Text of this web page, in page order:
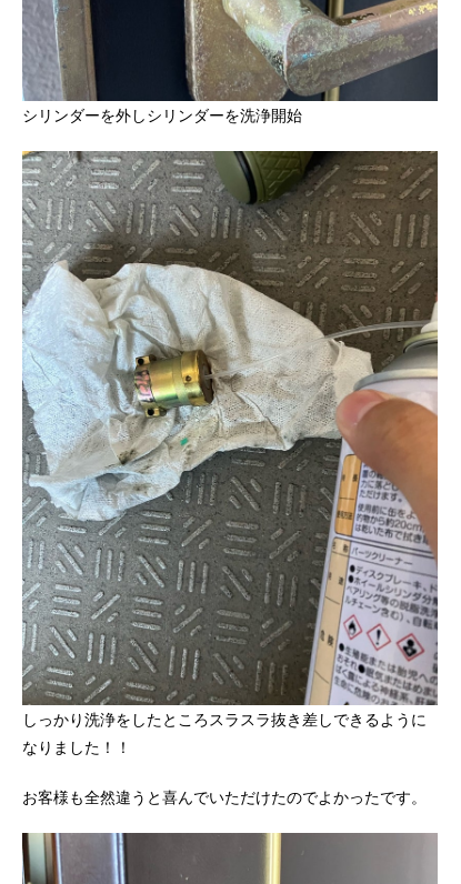
シリンダーを外しシリンダーを洗浄開始
しっかり洗浄をしたところスラスラ抜き差しできるように
なりました！！
お客様も全然違うと喜んでいただけたのでよかったです。